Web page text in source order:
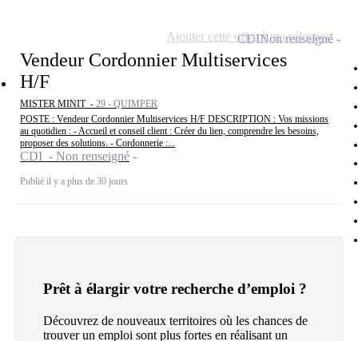
Vendeur Cordonnier Multiservices
H/F
MISTER MINIT - 29 - QUIMPER
POSTE : Vendeur Cordonnier Multiservices H/F DESCRIPTION : Vos missions
au quotidien : - Accueil et conseil client : Créer du lien, comprendre les besoins,
proposer des solutions. - Cordonnerie :...
CDI - Non renseigné
Publié il y a plus de 30 jours
CDINon renseigné
Ajouter cette offre à ma sélection
Prêt à élargir votre recherche d’emploi ?
Découvrez de nouveaux territoires où les chances de
trouver un emploi sont plus fortes en réalisant un